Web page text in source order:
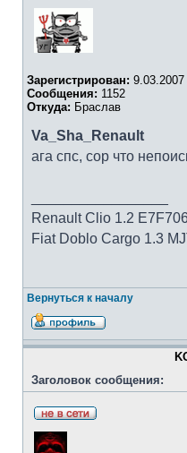
Зарегистрирован:
Сообщения: 1152
Откуда: Браслав
Va_Sha_Renault
ага спс, сор что
Renault Clio 1.2
Fiat Doblo Cargo 1.3
Вернуться к началу
Заголовок сообщения: